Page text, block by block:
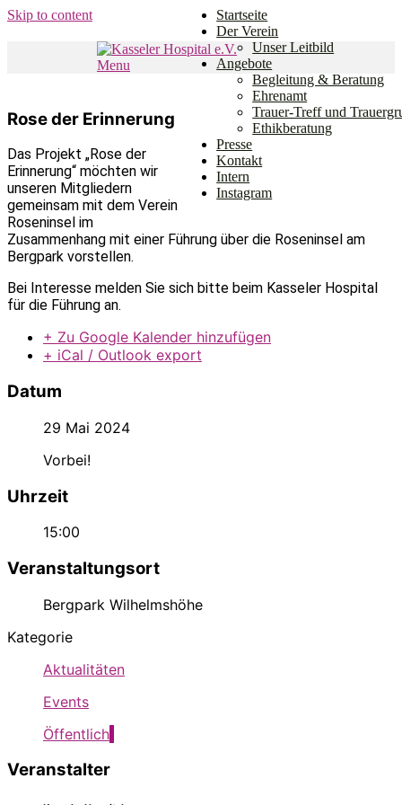
Skip to content
Kasseler Hospital e.V.
Den Weg gemeinsam gehen.
Menu
Startseite
Der Verein
Unser Leitbild
Angebote
Begleitung & Beratung
Ehrenamt
Trauer-Treff und
Ethikberatung
Presse
Kontakt
Intern
Instagram
Rose der Erinnerung
Das Projekt „Rose der
Erinnerung“ möchten wir
unseren Mitgliedern
gemeinsam mit dem Verein
Roseninsel im
Zusammenhang mit einer Führung über die Roseninsel am
Bergpark vorstellen.
Bei Interesse melden Sie sich bitte beim Kasseler Hospital
für die Führung an.
+ Zu Google Kalender hinzufügen
+ iCal / Outlook export
Datum
29 Mai 2024
Vorbei!
Uhrzeit
15:00
Veranstaltungsort
Bergpark Wilhelmshöhe
Kategorie
Aktualitäten
Events
Öffentlich
Veranstalter